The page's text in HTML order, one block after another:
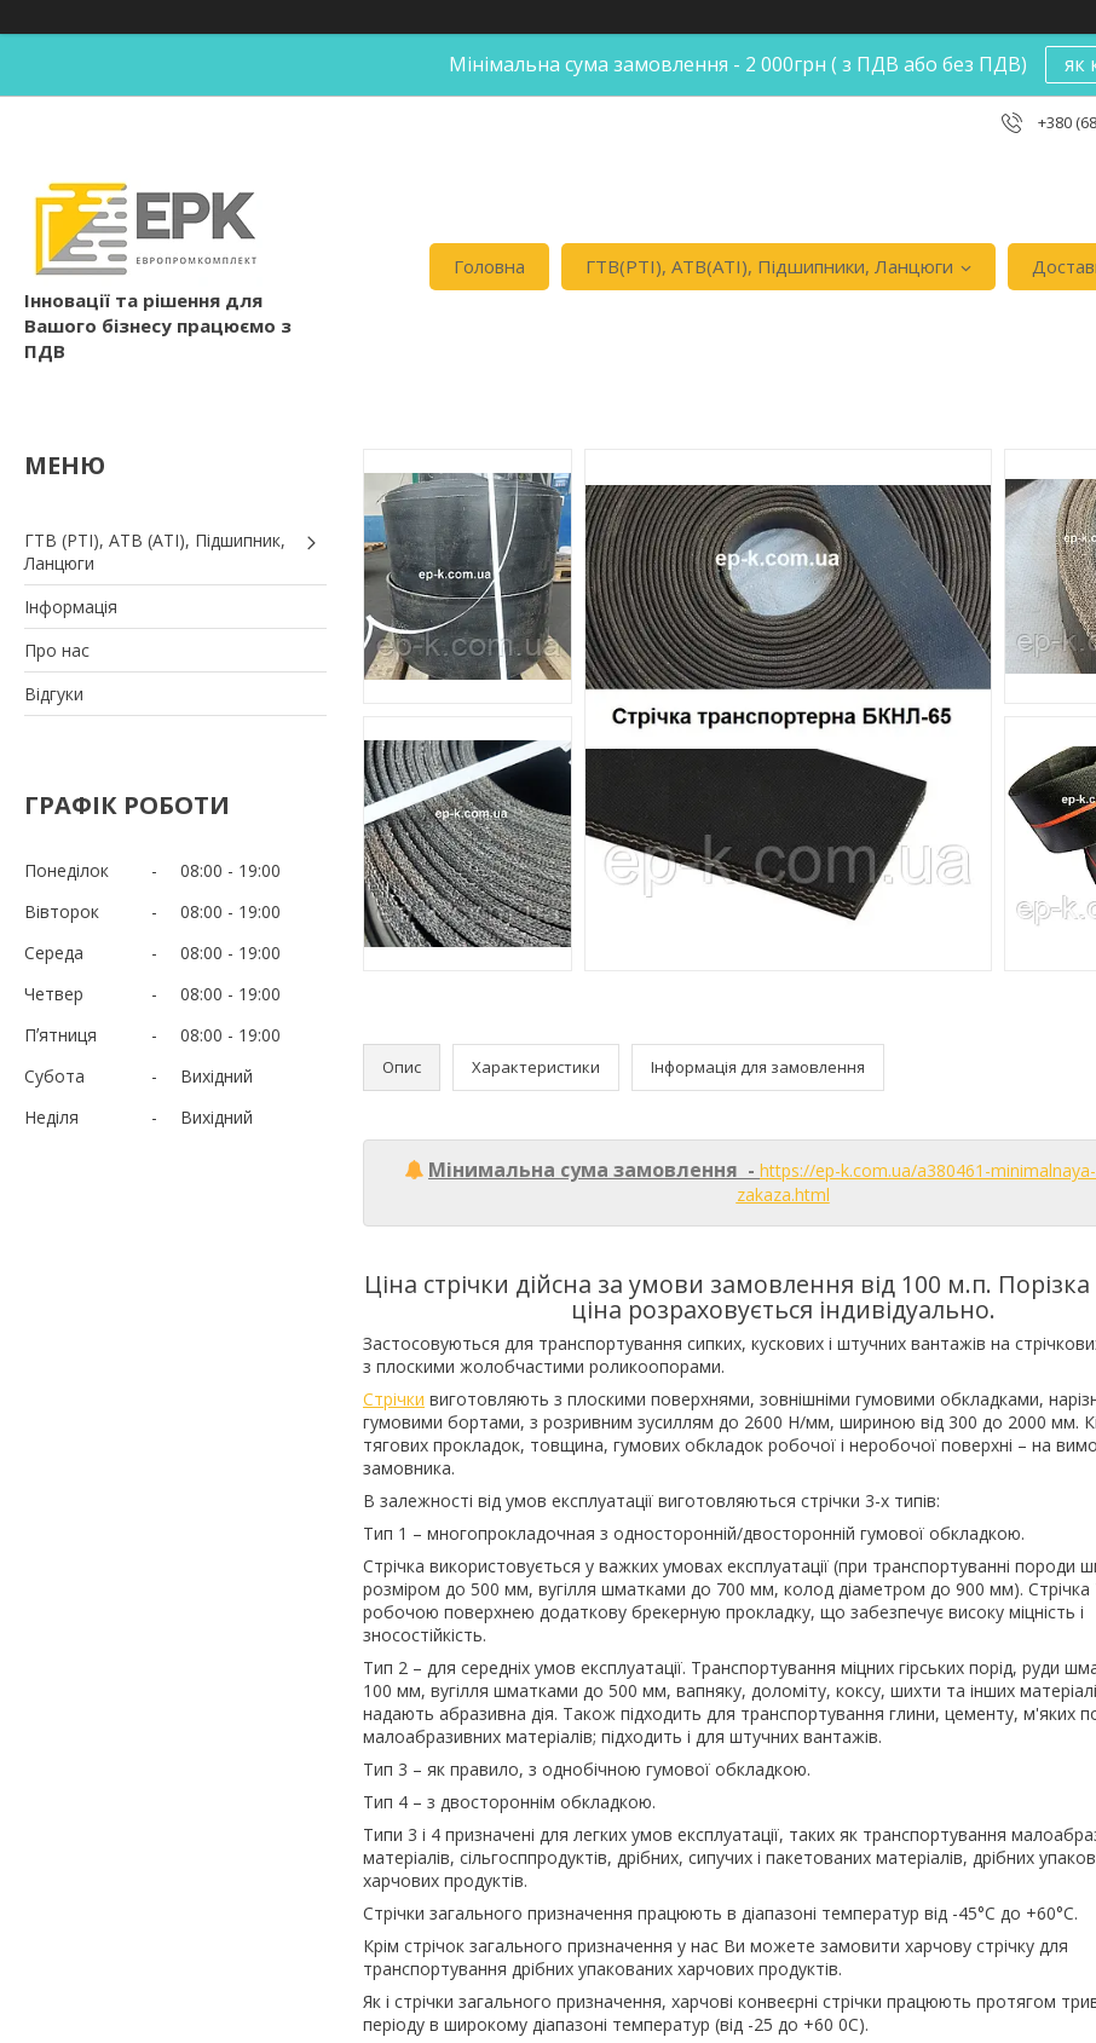
Мінімальна сума замовлення - 2 000грн ( з ПДВ або без ПДВ) як
+380
Інновації та рішення для
Вашого бізнесу працюємо з
ПДВ
Головна ГТВ(РТI), АТВ(АТI), Пiдшипники, Ланцюги
ГТВ (РТI), АТВ (АТI), Пiдшипник,
Ланцюги
Iнформація
Про нас
Вiдгуки
ГРАФІК РОБОТИ
Понеділок 08:00
19:00
Вівторок
08:00
19:00
Середа
08:00
19:00
Четвер
08:00
19:00
Пʼятниця
08:00
19:00
Субота
Вихідний
Неділя
Вихідний
Опис Характеристики Інформація для замовлення
Мінимальна сума замовлення - https://ep-k.com.ua/a380461-
zakaza.html
Ціна стрічки дійсна за умови замовлення від 100 м.п. Порізка
ціна розраховується індивідуально.
Застосовуються для транспортування сипких, кускових і штучних вантажів на
з плоскими жолобчастими роликоопорами.
Стрічки виготовляють з плоскими поверхнями, зовнішніми гумовими обкладками,
гумовими бортами, з розривним зусиллям до 2600 Н/мм, шириною від 300 до 2000 мм.
тягових прокладок, товщина, гумових обкладок робочої і неробочої поверхні – на
замовника.
В залежності від умов експлуатації виготовляються стрічки 3-х типів:
Тип 1 – многопрокладочная з односторонній/двосторонній гумової обкладкою.
Стрічка використовується у важких умовах експлуатації (при транспортуванні породи
розміром до 500 мм, вугілля шматками до 700 мм, колод діаметром до 900 мм). Стрічка
робочою поверхнею додаткову брекерную прокладку, що забезпечує високу міцність і
зносостійкість.
Тип 2 – для середніх умов експлуатації. Транспортування міцних гірських порід, руди
100 мм, вугілля шматками до 500 мм, вапняку, доломіту, коксу, шихти та інших
надають абразивна дія. Також підходить для транспортування глини, цементу, м'яких
малоабразивних матеріалів; підходить і для штучних вантажів.
Тип 3 – як правило, з однобічною гумової обкладкою.
Тип 4 – з двостороннім обкладкою.
Типи 3 і 4 призначені для легких умов експлуатації, таких як транспортування
матеріалів, сільгосппродуктів, дрібних, сипучих і пакетованих матеріалів, дрібних
харчових продуктів.
Стрічки загального призначення працюють в діапазоні температур від -45°С до +60°С.
Крім стрічок загального призначення у нас Ви можете замовити харчову стрічку для
транспортування дрібних упакованих харчових продуктів.
Як і стрічки загального призначення, харчові конвеєрні стрічки працюють протягом
періоду в широкому діапазоні температур (від -25 до +60 0С).